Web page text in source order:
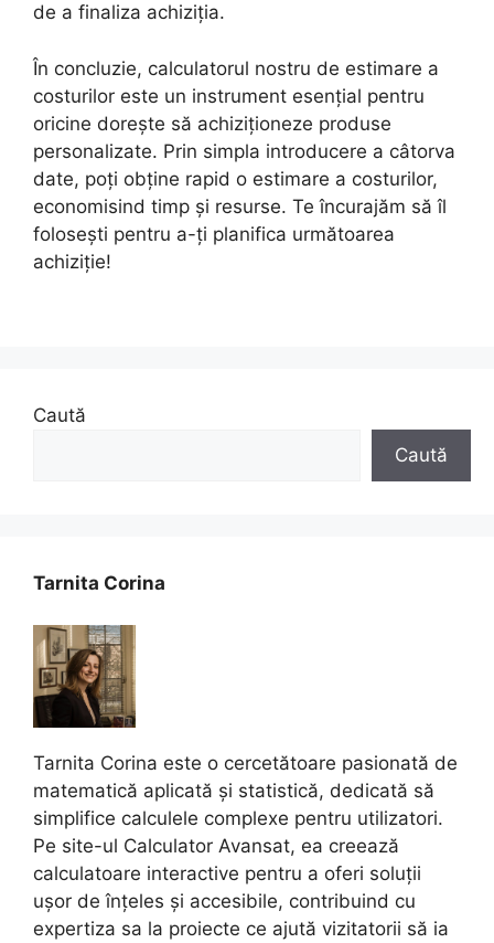
de a finaliza achiziția.
În concluzie, calculatorul nostru de estimare a
costurilor este un instrument esențial pentru
oricine dorește să achiziționeze produse
personalizate. Prin simpla introducere a câtorva
date, poți obține rapid o estimare a costurilor,
economisind timp și resurse. Te încurajăm să îl
folosești pentru a-ți planifica următoarea
achiziție!
Caută
Caută
Tarnita Corina
Tarnita Corina este o cercetătoare pasionată de
matematică aplicată și statistică, dedicată să
simplifice calculele complexe pentru utilizatori.
Pe site-ul Calculator Avansat, ea creează
calculatoare interactive pentru a oferi soluții
ușor de înțeles și accesibile, contribuind cu
expertiza sa la proiecte ce ajută vizitatorii să ia